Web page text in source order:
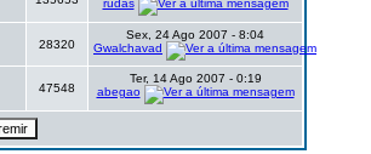
rudas
28320
Sex, 24 Ago 2007 - 8:04
Gwalchavad
47548
Ter, 14 Ago 2007 - 0:19
abegao